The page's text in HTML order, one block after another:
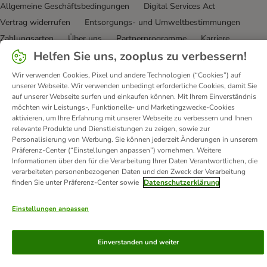
Allgemeine Geschäftsbedingungen
Digital Services Act
Vertrag widerrufen
Entsorgungs- und Umweltbestimmungen
Zahlungsarten
Über uns Partnerprogramme
Karriere
Corporate Website
Datenschutz Erklärung zur Barrierefreiheit
© zooplus SE2026
Helfen Sie uns, zooplus zu verbessern!
Wir verwenden Cookies, Pixel und andere Technologien (“Cookies”) auf
unserer Webseite. Wir verwenden unbedingt erforderliche Cookies, damit Sie
auf unserer Webseite surfen und einkaufen können. Mit Ihrem Einverständnis
möchten wir Leistungs-, Funktionelle- und Marketingzwecke-Cookies
aktivieren, um Ihre Erfahrung mit unserer Webseite zu verbessern und Ihnen
relevante Produkte und Dienstleistungen zu zeigen, sowie zur
Personalisierung von Werbung. Sie können jederzeit Änderungen in unserem
Präferenz-Center (“Einstellungen anpassen”) vornehmen. Weitere
Informationen über den für die Verarbeitung Ihrer Daten Verantwortlichen, die
verarbeiteten personenbezogenen Daten und den Zweck der Verarbeitung
finden Sie unter Präferenz-Center sowie Datenschutzerklärung
Einstellungen anpassen
Einverstanden und weiter